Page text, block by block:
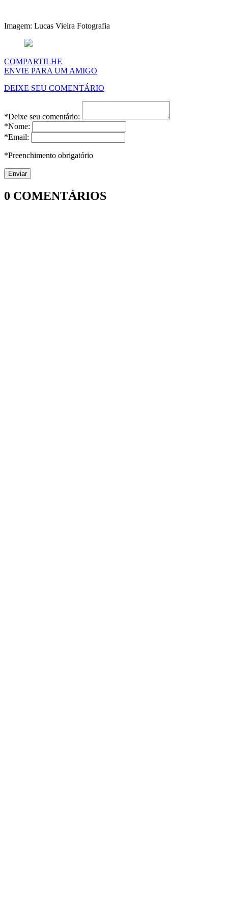
Imagem: Lucas Vieira Fotografia
COMPARTILHE
ENVIE PARA UM AMIGO
DEIXE SEU COMENTÁRIO
*Deixe seu comentário:
*Nome:
*Email:
*Preenchimento obrigatório
0 COMENTÁRIOS